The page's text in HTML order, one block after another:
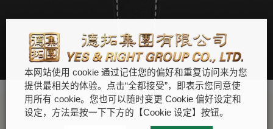
本网站使用 cookie 通过记住您的偏好和重复访问来为您
提供最相关的体验。点击“全都接受”，即表示您同意使
用所有 cookie。您也可以随时变更 Cookie 偏好设定和
设定，方法是按一下下方的【Cookie 设定】按钮。